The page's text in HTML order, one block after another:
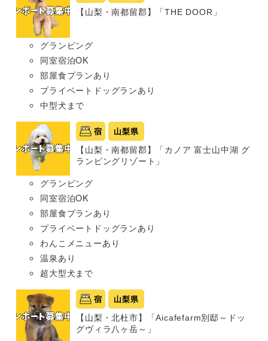
【山梨・南都留郡】「THE DOOR」
グランピング
同室宿泊OK
部屋食プランあり
プライベートドッグランあり
中型犬まで
宿 山梨県
【山梨・南都留郡】「カノア 富士山中湖 グ
ランピングリゾート」
グランピング
同室宿泊OK
部屋食プランあり
プライベートドッグランあり
わんこメニューあり
温泉あり
超大型犬まで
宿 山梨県
【山梨・北杜市】「Aicafefarm別邸～ドッ
グヴィラ八ヶ岳～」